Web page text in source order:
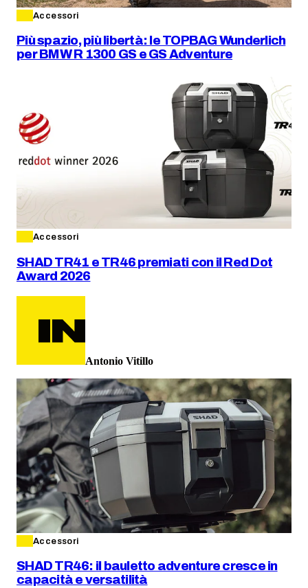
Accessori
Più spazio, più libertà: le TOPBAG Wunderlich
per BMW R 1300 GS e GS Adventure
Accessori
SHAD TR41 e TR46 premiati con il Red Dot
Award 2026
Antonio Vitillo
Accessori
SHAD TR46: il bauletto adventure cresce in
capacità e versatilità